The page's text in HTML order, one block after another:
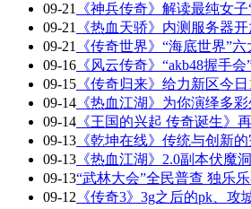
09-21
《神兵传奇》解读最纯女子
09-21
《热血天骄》内测服务器
09-21
《传奇世界》“海底世界”
09-16 《风云传奇》“akb48握手
09-15 《传奇归来》给力新区今日
09-14 《热血江湖》为你演绎多
09-14 《王国的兴起 传奇诞生》
09-13 《乾坤在线》传统与创新
09-13 《热血江湖》2.0副本伏魔
09-13“武林大会”全民普查 独乐
09-12 《传奇3》3g之后的pk、攻